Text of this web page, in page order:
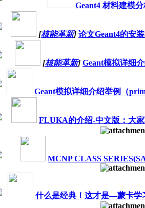
Geant4 材料建模分
[核能革新] 论文Geant4的安
[核能革新] Geant模拟详细
Geant模拟详细介绍举例（
FLUKA的介绍-中文版：大
MCNP CLASS
什么是经典！这才是—蒙卡学